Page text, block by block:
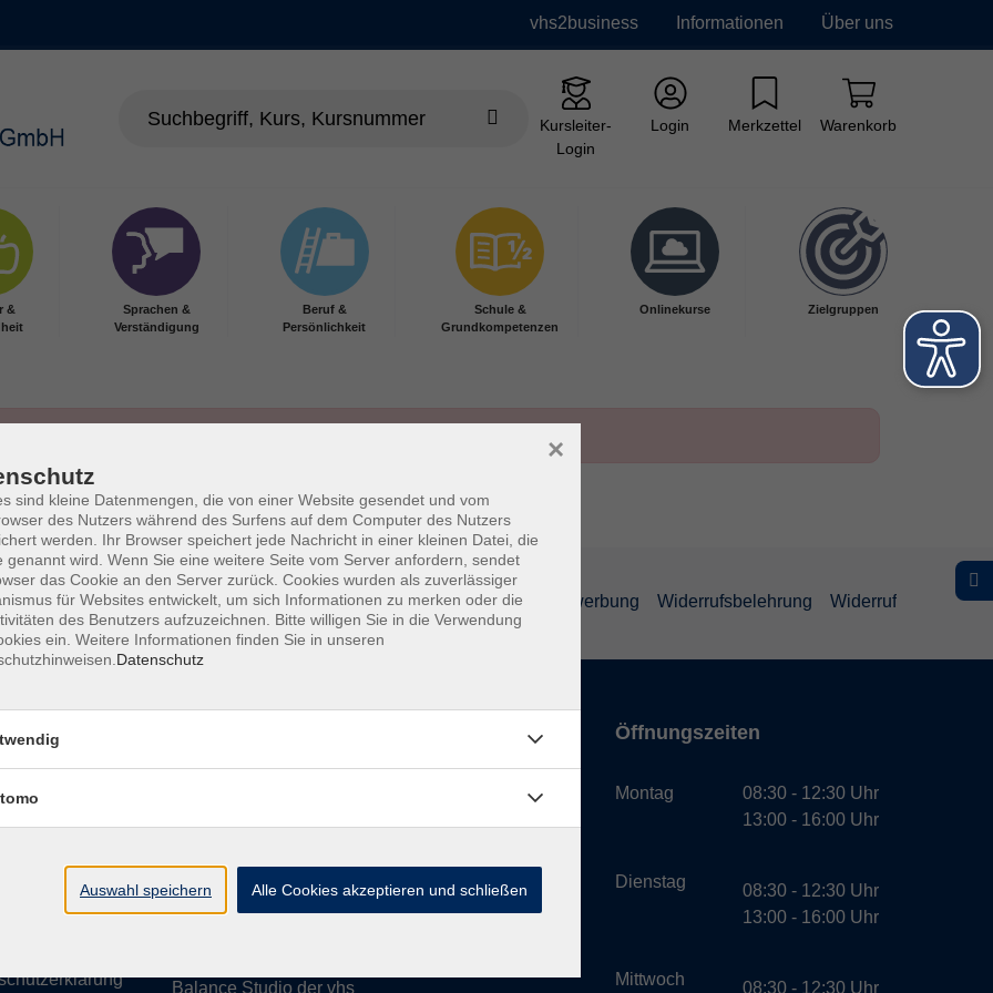
vhs2business Informationen Über uns
Kursleiter-
Login
Login Merkzettel Warenkorb
&
Sprachen &
Verständigung
Beruf &
Persönlichkeit
Schule &
Grundkompetenzen
Onlinekurse Zielgruppen
Barrierefreiheit AGB Datenschutzerklärung Datenschutz Bewerbung Widerrufsbelehrung Widerruf
Tel. 0961 48178-0
Fax 0961 48178-55
Balance Studio der vhs
Öffnungszeiten
Montag
Dienstag
Mittwoch
08:30 - 12:30 Uhr
13:00 - 16:00 Uhr
08:30 - 12:30 Uhr
13:00 - 16:00 Uhr
08:30 - 12:30 Uhr
sind kleine Datenmengen, die von einer Website gesendet und vom
des Nutzers während des Surfens auf dem Computer des Nutzers
werden. Ihr Browser speichert jede Nachricht in einer kleinen Datei, die
genannt wird. Wenn Sie eine weitere Seite vom Server anfordern, sendet
das Cookie an den Server zurück. Cookies wurden als zuverlässiger
für Websites entwickelt, um sich Informationen zu merken oder die
des Benutzers aufzuzeichnen. Bitte willigen Sie in die Verwendung
ein. Weitere Informationen finden Sie in unseren
Datenschutz
×
Auswahl speichern Alle Cookies akzeptieren und schließen